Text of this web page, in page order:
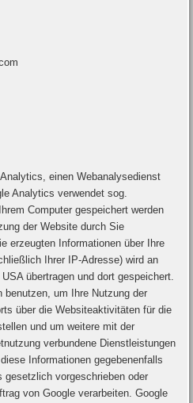
einen Webanalysedienst
Analytics verwendet sog.
Computer gespeichert werden
der Website durch Sie
erzeugten Informationen über Ihre
Ihrer IP-Adresse) wird an
übertragen und dort gespeichert.
benutzen, um Ihre Nutzung der
über die Websiteaktivitäten für die
und um weitere mit der
verbundene Dienstleistungen
Informationen gegebenenfalls
gesetzlich vorgeschrieben oder
von Google verarbeiten. Google